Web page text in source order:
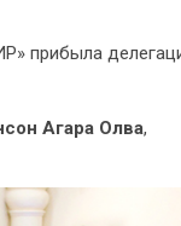
прибыла
Агара Олва,